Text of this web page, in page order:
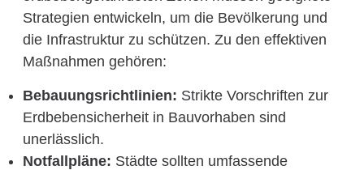
Strategien entwickeln, um die Bevölkerung und
die Infrastruktur zu schützen. Zu den effektiven
Maßnahmen gehören:
Bebauungsrichtlinien: Strikte Vorschriften zur
Erdbebensicherheit in Bauvorhaben sind
unerlässlich.
Notfallpläne: Städte sollten umfassende